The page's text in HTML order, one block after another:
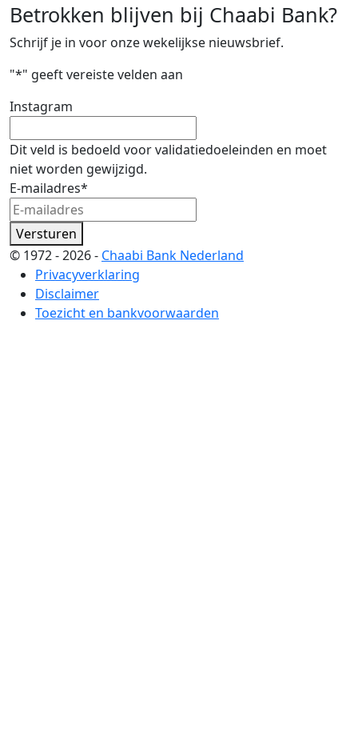
Betrokken blijven bij Chaabi Bank?
Schrijf je in voor onze wekelijkse nieuwsbrief.
"*" geeft vereiste velden aan
Instagram
Dit veld is bedoeld voor validatiedoeleinden en moet
niet worden gewijzigd.
E-mailadres*
Versturen
© 1972 - 2026 - Chaabi Bank Nederland
Privacyverklaring
Disclaimer
Toezicht en bankvoorwaarden